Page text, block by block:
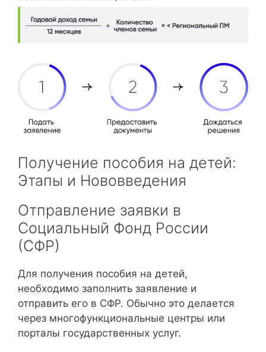
Получение пособия на детей:
Этапы и Нововведения
Отправление заявки в
Социальный Фонд России
(СФР)
Для получения пособия на детей,
необходимо заполнить заявление и
отправить его в СФР. Обычно это делается
через многофункциональные центры или
порталы государственных услуг.